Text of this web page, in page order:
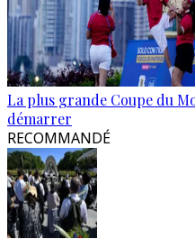
La plus grande Coupe du
démarrer
RECOMMANDÉ